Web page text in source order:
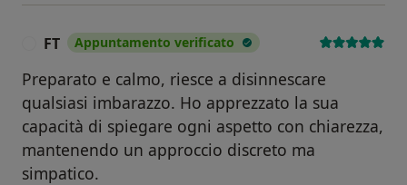
FT Appuntamento verificato
Preparato e calmo, riesce a disinnescare
qualsiasi imbarazzo. Ho apprezzato la sua
capacità di spiegare ogni aspetto con chiarezza,
mantenendo un approccio discreto ma
simpatico.